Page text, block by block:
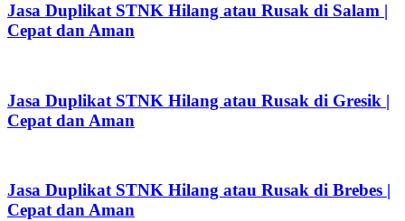
Jasa Duplikat STNK Hilang atau Rusak di Salam |
Cepat dan Aman
Jasa Duplikat STNK Hilang atau Rusak di Gresik |
Cepat dan Aman
Jasa Duplikat STNK Hilang atau Rusak di Brebes |
Cepat dan Aman